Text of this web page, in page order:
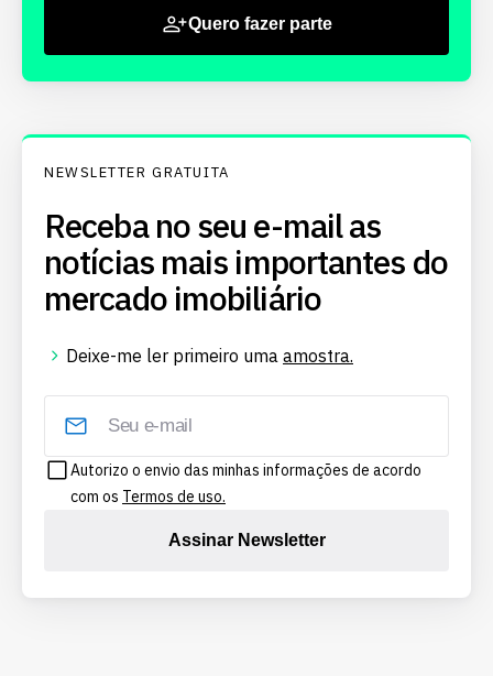
Quero fazer parte
NEWSLETTER GRATUITA
Receba no seu e-mail as
notícias mais importantes do
mercado imobiliário
Deixe-me ler primeiro uma amostra.
Autorizo o envio das minhas informações de acordo
com os Termos de uso.
Assinar Newsletter